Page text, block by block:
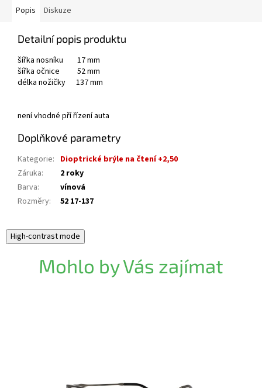
Popis Diskuze
Detailní popis produktu
šířka nosníku 17 mm
šířka očnice 52 mm
délka nožičky 137 mm
není vhodné pří řízení auta
Doplňkové parametry
Kategorie: Dioptrické brýle na čtení +2,50
Záruka:
2 roky
Barva:
vínová
Rozměry: 52 17-137
High-contrast mode
Mohlo by Vás zajímat